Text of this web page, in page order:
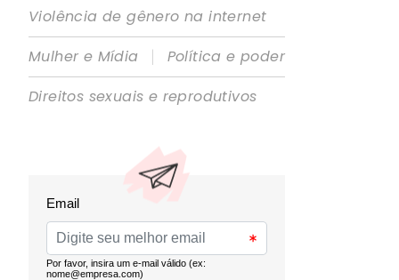
Violência de gênero na internet
Mulher e Mídia
|
Política e poder
Direitos sexuais e reprodutivos